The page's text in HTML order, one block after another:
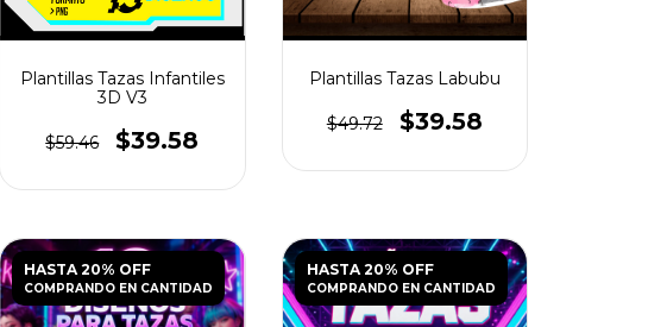
Plantillas Tazas Infantiles
3D V3
$59.46 $39.58
Plantillas Tazas Labubu
$49.72 $39.58
HASTA 20% OFF
COMPRANDO EN CANTIDAD
HASTA 20% OFF
COMPRANDO EN CANTIDAD